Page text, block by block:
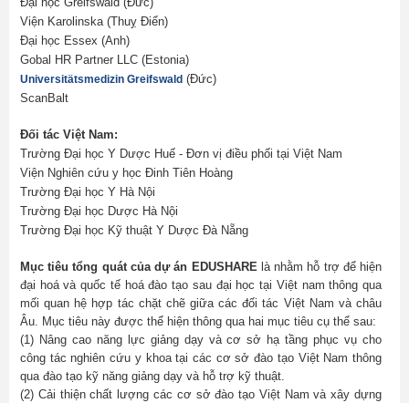
Viện Karolinska (Thuỵ Điển)
Đại học Essex (Anh)
Gobal HR Partner LLC (Estonia)
Universitätsmedizin Greifswald (Đức)
ScanBalt
Đối tác Việt Nam:
Trường Đại học Y Dược Huế - Đơn vị điều phối tại Việt Nam
Viện Nghiên cứu y học Đinh Tiên Hoàng
Trường Đại học Y Hà Nội
Trường Đại học Dược Hà Nội
Trường Đại học Kỹ thuật Y Dược Đà Nẵng
Mục tiêu tổng quát của dự án EDUSHARElà nhằm hỗ trợ để hiện
đại hoá và quốc tế hoá đào tạo sau đại học tại Việt nam thông qua
mối quan hệ hợp tác chặt chẽ giữa các đối tác Việt Nam và châu
Âu. Mục tiêu này được thể hiện thông qua hai mục tiêu cụ thể sau:
(1) Nâng cao năng lực giảng dạy và cơ sở hạ tầng phục vụ cho
công tác nghiên cứu y khoa tại các cơ sở đào tạo Việt Nam thông
qua đào tạo kỹ năng giảng dạy và hỗ trợ kỹ thuật.
(2) Cải thiện chất lượng các cơ sở đào tạo Việt Nam và xây dựng